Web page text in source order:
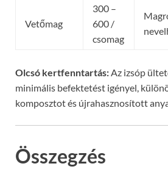
Vetőmag
300 –
600 /
csomag
Olcsó kertfenntartás:Az izsóp
minimális befektetést igényel,
komposztot és újrahasznosított
Összegzés